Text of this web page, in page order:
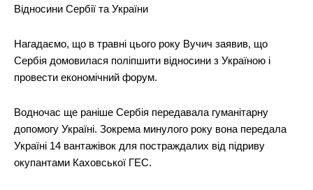
Відносини Сербії та України
Нагадаємо, що в травні цього року Вучич заявив, що
Сербія домовилася поліпшити відносини з Україною і
провести економічний форум.
Водночас ще раніше Сербія передавала гуманітарну
допомогу Україні. Зокрема минулого року вона передала
Україні 14 вантажівок для постраждалих від підриву
окупантами Каховської ГЕС.